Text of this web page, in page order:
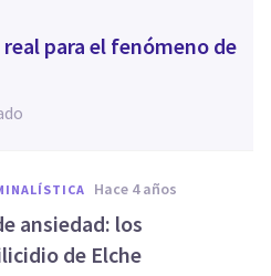
para el fenómeno de
hace 4 años
ansiedad: los
de Elche